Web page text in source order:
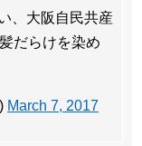
、大阪自民共産
だらけを染め
March 7, 2017